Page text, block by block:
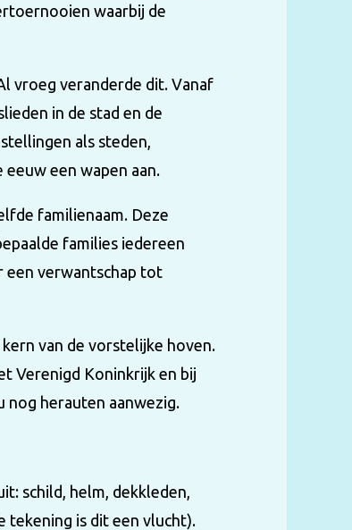
waarbij de
vroeg veranderde dit. Vanaf
in de stad en de
als steden,
een wapen aan.
familienaam. Deze
families iedereen
een verwantschap tot
van de vorstelijke hoven.
Verenigd Koninkrijk en bij
nog herauten aanwezig.
schild, helm, dekkleden,
tekening is dit een vlucht).